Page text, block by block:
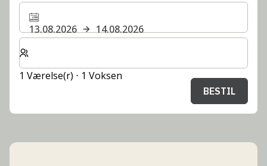
13.08.2026
14.08.2026
Vælg antal værelser og gæster til dit ophold
1 Værelse(r) ⋅ 1 Voksen
BESTIL